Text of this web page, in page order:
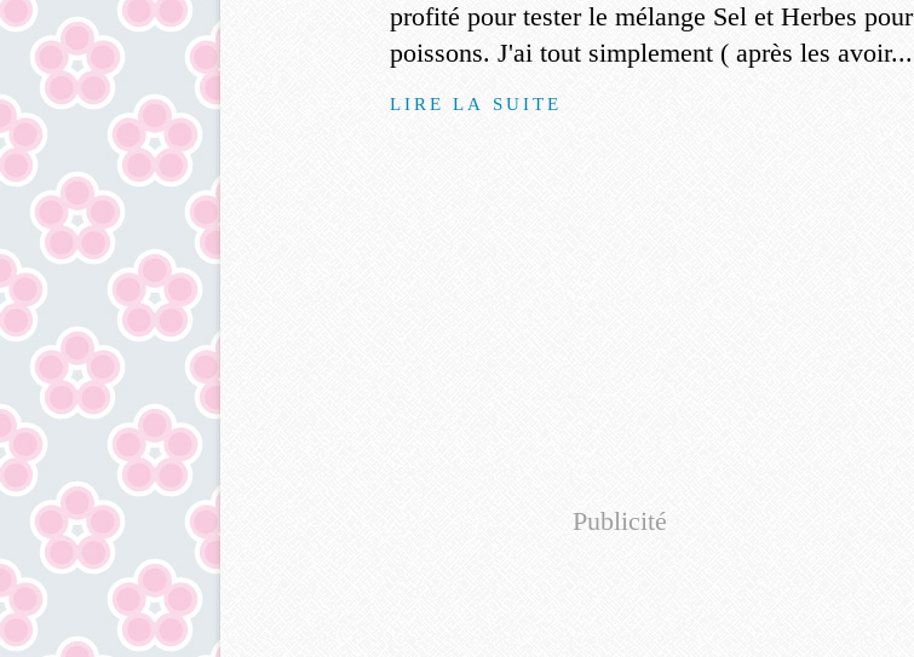
profité pour tester le mélange Sel et Herbes pour
poissons. J'ai tout simplement ( après les avoir...
LIRE LA SUITE
Publicité